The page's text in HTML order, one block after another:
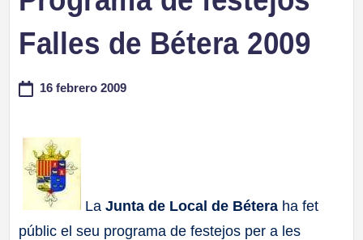
Falles de Bétera 2009
16 febrero 2009
LaJunta de Local de Bétera ha fet
públic el seu programa de festejos per a les